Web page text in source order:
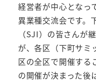
経営者が中心となっ
異業種交流会です。
（SJI）の皆さんが
が、各区（下町サミ
区の全区で開催する
の開催が決まった後